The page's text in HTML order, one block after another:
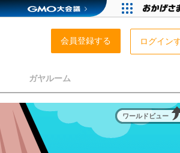
会員登録する ログイン
ガヤルーム
ワールドビュー